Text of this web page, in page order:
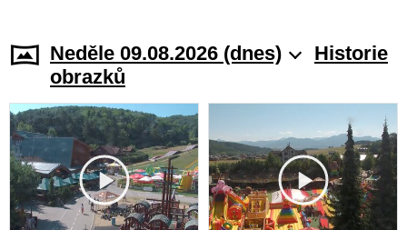
Neděle 09.08.2026 (dnes)
Historie
obrazků